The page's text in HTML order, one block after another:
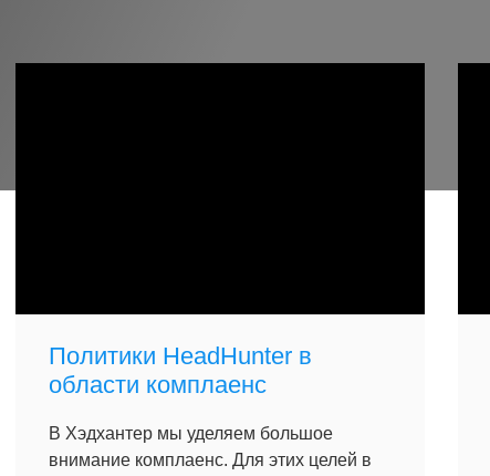
Политики HeadHunter в
области комплаенс
В Хэдхантер мы уделяем большое
внимание комплаенс. Для этих целей в